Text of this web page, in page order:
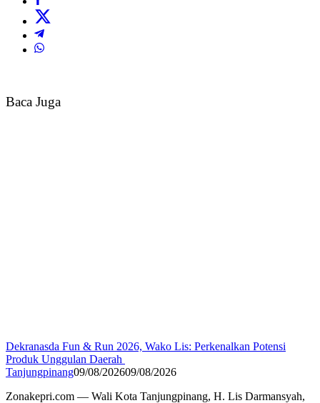
Baca Juga
Dekranasda Fun & Run 2026, Wako Lis: Perkenalkan Potensi
Produk Unggulan Daerah
Tanjungpinang09/08/202609/08/2026
Zonakepri.com — Wali Kota Tanjungpinang, H. Lis Darmansyah,